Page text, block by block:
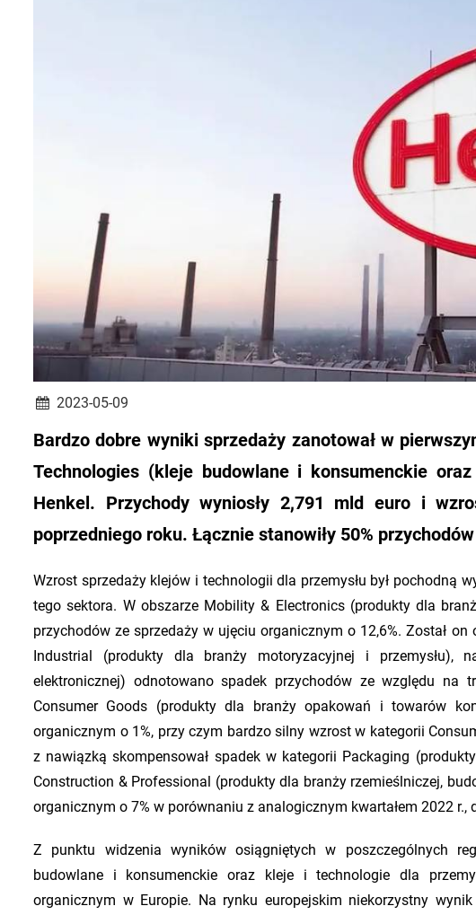
2023-05-09
Bardzo dobre wyniki sprzedaży zanotował w
Technologies (kleje budowlane i konsumenckie
Henkel. Przychody wyniosły 2,791 mld euro i
poprzedniego roku. Łącznie stanowiły 50%
Wzrost sprzedaży klejów i technologii dla przemysłu był pochodną
tego sektora. W obszarze Mobility & Electronics (produkty dla
przychodów ze sprzedaży w ujęciu organicznym o 12,6%. Został
Industrial (produkty dla branży motoryzacyjnej i przemysłu),
elektronicznej) odnotowano spadek przychodów ze względu na
Consumer Goods (produkty dla branży opakowań i towarów
organicznym o 1%, przy czym bardzo silny wzrost w kategorii
z nawiązką skompensował spadek w kategorii Packaging
Construction & Professional (produkty dla branży rzemieślniczej,
organicznym o 7% w porównaniu z analogicznym kwartałem 2022
Z punktu widzenia wyników osiągniętych w poszczególnych
budowlane i konsumenckie oraz kleje i technologie dla
organicznym w Europie. Na rynku europejskim niekorzystny